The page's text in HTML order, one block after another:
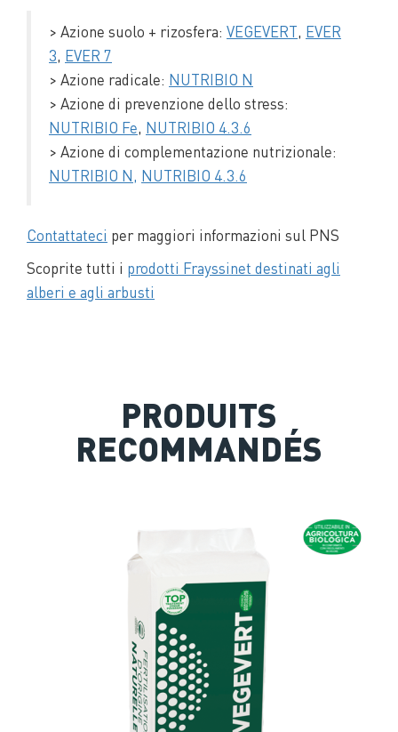
> Azione suolo + rizosfera: VEGEVERT, EVER
3, EVER 7
> Azione radicale: NUTRIBIO N
> Azione di prevenzione dello stress:
NUTRIBIO Fe, NUTRIBIO 4.3.6
> Azione di complementazione nutrizionale:
NUTRIBIO N, NUTRIBIO 4.3.6
Contattateci per maggiori informazioni sul PNS
Scoprite tutti i prodotti Frayssinet destinati agli
alberi e agli arbusti
PRODUITS
RECOMMANDÉS